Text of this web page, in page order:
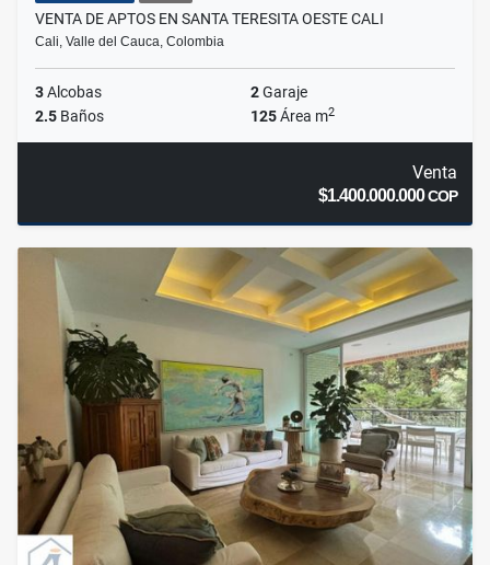
VENTA DE APTOS EN SANTA TERESITA OESTE CALI
Cali, Valle del Cauca, Colombia
3Alcobas 2Garaje
2.5 Baños 125Área m2
Venta
$1.400.000.000COP